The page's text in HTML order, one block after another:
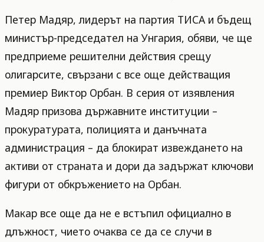
Петер Мадяр, лидерът на партия ТИСА и бъдещ
министър-председател на Унгария, обяви, че ще
предприеме решителни действия срещу
олигарсите, свързани с все още действащия
премиер Виктор Орбан. В серия от изявления
Мадяр призова държавните институции –
прокуратурата, полицията и данъчната
администрация – да блокират извеждането на
активи от страната и дори да задържат ключови
фигури от обкръжението на Орбан.
Макар все още да не е встъпил официално в
длъжност, чието очаква се да се случи в